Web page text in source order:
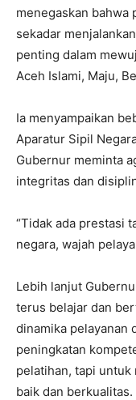
menegaskan bahwa
sekadar
penting dalam
Aceh Islami, Maju,
Ia menyampaikan
Aparatur Sipil
Gubernur meminta
integritas dan
“Tidak ada prestasi
negara, wajah
Lebih lanjut
terus belajar dan
dinamika pelayanan
peningkatan
pelatihan, tapi untuk
baik dan berkualitas.